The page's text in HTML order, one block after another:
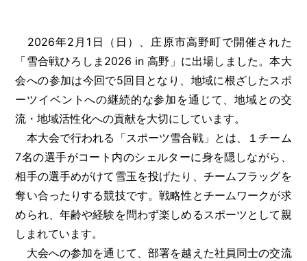
［道路交通部､国土･海洋部､企画部］
2026年2月1日（日）、庄原市高野町で開催された
「雪合戦ひろしま2026 in 高野」に出場しました。本大
会への参加は今回で5回目となり、地域に根ざしたスポ
ーツイベントへの継続的な参加を通じて、地域との交
流・地域活性化への貢献を大切にしています。
本大会で行われる「スポーツ雪合戦」とは、１チーム
7名の選手がコート内のシェルターに身を隠しながら、
相手の選手めがけて雪玉を投げたり、チームフラッグを
奪い合ったりする競技です。戦略性とチームワークが求
められ、年齢や経験を問わず楽しめるスポーツとして親
しまれています。
大会への参加を通じて、部署を越えた社員同士の交流